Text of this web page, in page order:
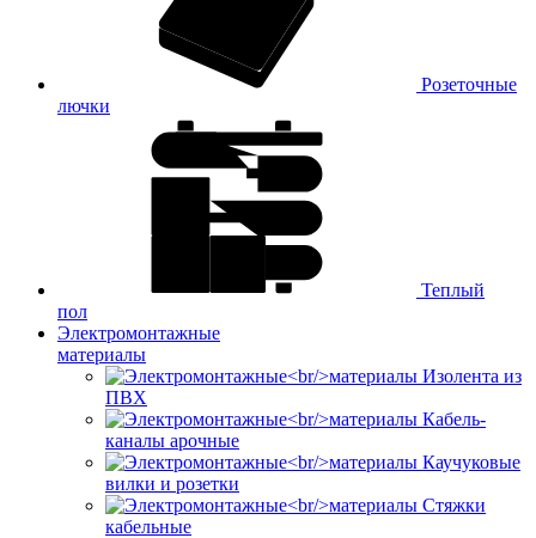
Розеточные
лючки
Теплый
пол
Электромонтажные
материалы
Изолента из
ПВХ
Кабель-
каналы арочные
Каучуковые
вилки и розетки
Стяжки
кабельные